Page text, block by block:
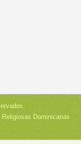
Dominicanas